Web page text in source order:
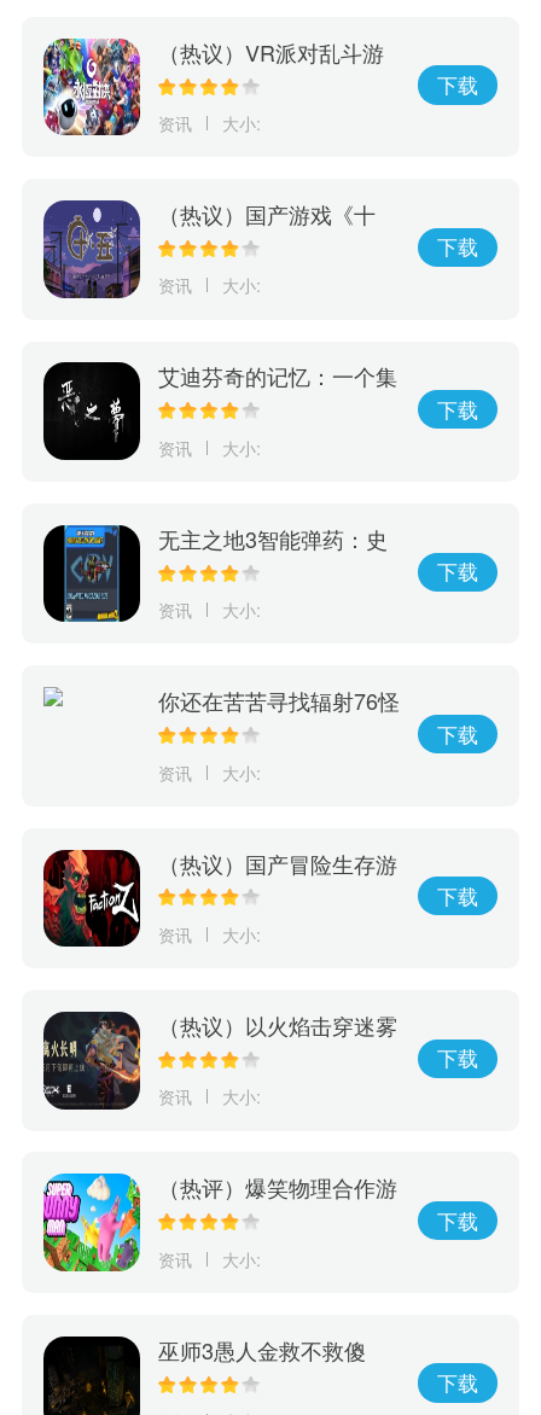
（热议）VR派对乱斗游
戏《永恒对决》将于6/7
PICO4和SteamVR登场
资讯 大小:
下载
（热议）国产游戏《十
五》发布预告片，将于5
资讯 大小:
下载
艾迪芬奇的记忆：一个集
冒险、推理、惊险于一身
战！
资讯 大小:
下载
无主之地3智能弹药：史
诗级秘密武器，彻底改变
资讯 大小:
下载
你还在苦苦寻找辐射76怪
物大全？现在有这款神奇
辐射76怪物等级和人物等
资讯 大小:
下载
（热议）国产冒险生存游
戏《Faction Z》震撼来
资讯 大小:
下载
（热议）以火焰击穿迷雾
动作解谜游戏《离火长
资讯 大小:
下载
（热评）爆笑物理合作游
戏《超级兔子人》本月发
资讯 大小:
下载
巫师3愚人金救不救傻
子？看看游戏最后发生了
下载